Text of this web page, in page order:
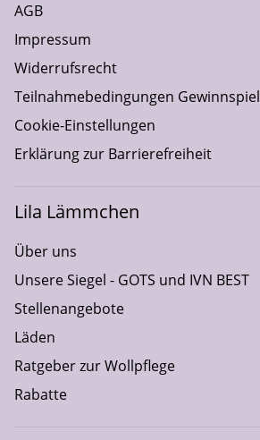
AGB
Impressum
Widerrufsrecht
Teilnahmebedingungen Gewinnspiel
Cookie-Einstellungen
Erklärung zur Barrierefreiheit
Lila Lämmchen
Über uns
Unsere Siegel - GOTS und IVN BEST
Stellenangebote
Läden
Ratgeber zur Wollpflege
Rabatte